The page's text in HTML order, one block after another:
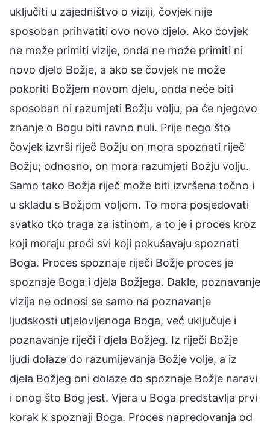
uključiti u zajedništvo o viziji, čovjek nije
sposoban prihvatiti ovo novo djelo. Ako čovjek
ne može primiti vizije, onda ne može primiti ni
novo djelo Božje, a ako se čovjek ne može
pokoriti Božjem novom djelu, onda neće biti
sposoban ni razumjeti Božju volju, pa će njegovo
znanje o Bogu biti ravno nuli. Prije nego što
čovjek izvrši riječ Božju on mora spoznati riječ
Božju; odnosno, on mora razumjeti Božju volju.
Samo tako Božja riječ može biti izvršena točno i
u skladu s Božjom voljom. To mora posjedovati
svatko tko traga za istinom, a to je i proces kroz
koji moraju proći svi koji pokušavaju spoznati
Boga. Proces spoznaje riječi Božje proces je
spoznaje Boga i djela Božjega. Dakle, poznavanje
vizija ne odnosi se samo na poznavanje
ljudskosti utjelovljenoga Boga, već uključuje i
poznavanje riječi i djela Božjeg. Iz riječi Božje
ljudi dolaze do razumijevanja Božje volje, a iz
djela Božjeg oni dolaze do spoznaje Božje naravi
i onog što Bog jest. Vjera u Boga predstavlja prvi
korak k spoznaji Boga. Proces napredovanja od